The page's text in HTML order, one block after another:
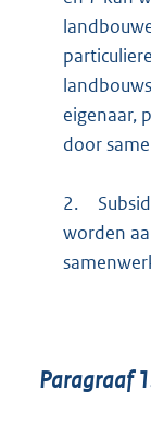
eigenaar,
door
2.
worden
Paragraaf